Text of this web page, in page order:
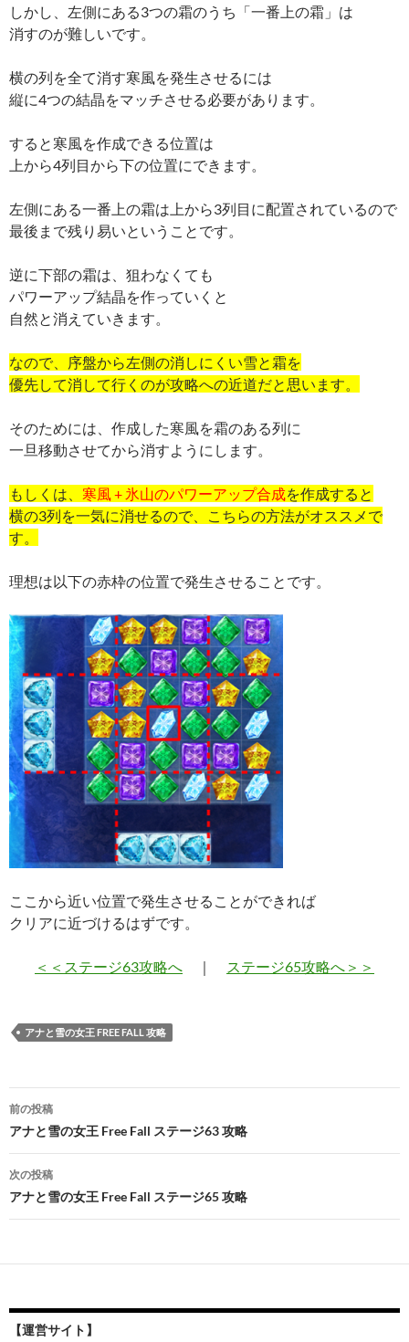
しかし、左側にある3つの霜のうち「一番上の霜」は
消すのが難しいです。
横の列を全て消す寒風を発生させるには
縦に4つの結晶をマッチさせる必要があります。
すると寒風を作成できる位置は
上から4列目から下の位置にできます。
左側にある一番上の霜は上から3列目に配置されているので
最後まで残り易いということです。
逆に下部の霜は、狙わなくても
パワーアップ結晶を作っていくと
自然と消えていきます。
なので、序盤から左側の消しにくい雪と霜を
優先して消して行くのが攻略への近道だと思います。
そのためには、作成した寒風を霜のある列に
一旦移動させてから消すようにします。
もしくは、 寒風 + 氷山のパワーアップ合成を作成すると
横の3列を一気に消せるので、こちらの方法がオススメで
す。
理想は以下の赤枠の位置で発生させることです。
ここから近い位置で発生させることができれば
クリアに近づけるはずです。
＜＜ステージ63攻略へ ｜ ステージ65攻略へ＞＞
アナと雪の女王 FREE FALL 攻略
投
稿
ナ
ビ
ゲ
ー
ョ
前の投稿
アナと雪の女王 Free Fall ステージ63 攻略
次の投稿
アナと雪の女王 Free Fall ステージ65 攻略
【運営サイト】